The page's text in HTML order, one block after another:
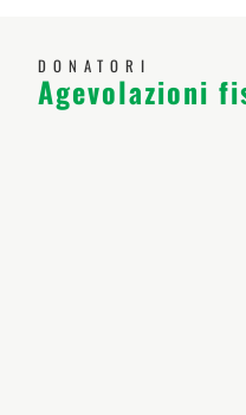
DONATORI
Agevolazioni